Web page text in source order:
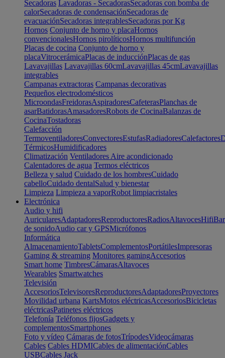
Secadoras Lavadoras - SecadorasSecadoras con bomba de
calorSecadoras de condensaciónSecadoras de
evacuaciónSecadoras integrablesSecadoras por Kg
Hornos Conjunto de horno y placaHornos
convencionalesHornos pirolíticosHornos multifunción
Placas de cocina Conjunto de horno y
placaVitrocerámicaPlacas de inducciónPlacas de gas
Lavavajillas Lavavajillas 60cmLavavajillas 45cmLavavajillas
integrables
Campanas extractoras Campanas decorativas
Pequeños electrodomésticos
MicroondasFreidorasAspiradoresCafeterasPlanchas de
asarBatidorasAmasadoresRobots de CocinaBalanzas de
CocinaTostadoras
Calefacción
TermoventiladoresConvectoresEstufasRadiadoresCalefactores
TérmicosHumidificadores
Climatización Ventiladores Aire acondicionado
Calentadores de agua Termos eléctricos
Belleza y salud Cuidado de los hombresCuidado
cabelloCuidado dentalSalud y bienestar
Limpieza Limpieza a vaporRobot limpiacristales
Electrónica
Audio y hifi
AuricularesAdaptadoresReproductoresRadiosAltavocesHifi
de sonidoAudio car y GPSMicrófonos
Informática
AlmacenamientoTabletsComplementosPortátilesImpresoras
Gaming & streaming Monitores gamingAccesorios
Smart home TimbresCámarasAltavoces
Wearables Smartwatches
Televisión
AccesoriosTelevisoresReproductoresAdaptadoresProyectores
Movilidad urbana KartsMotos eléctricasAccesoriosBicicletas
eléctricasPatinetes eléctricos
Telefonía Teléfonos fijosGadgets y
complementosSmartphones
Foto y vídeo Cámaras de fotosTrípodesVideocámaras
Cables Cables HDMICables de alimentaciónCables
USBCables Jack